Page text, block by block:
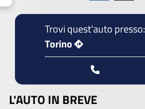
Trovi quest'auto presso:
Torino
L'AUTO IN BREVE